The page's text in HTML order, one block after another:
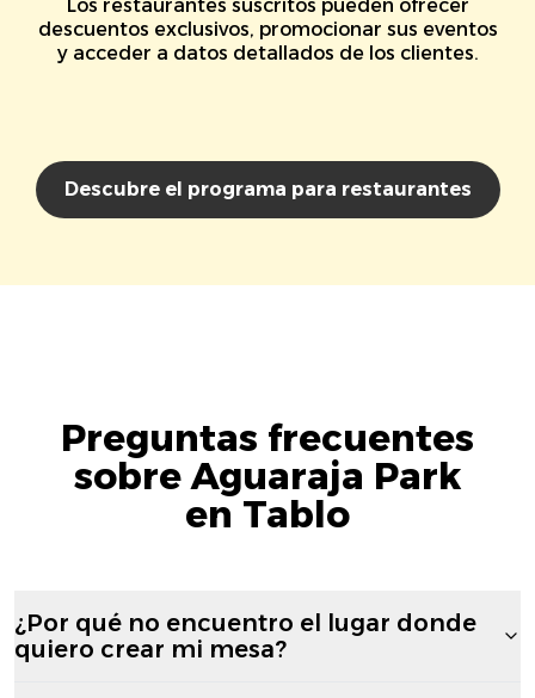
Los restaurantes suscritos pueden ofrecer
descuentos exclusivos, promocionar sus eventos
y acceder a datos detallados de los clientes.
Descubre el programa para restaurantes
Preguntas frecuentes
sobre Aguaraja Park
en Tablo
¿Por qué no encuentro el lugar donde
quiero crear mi mesa?